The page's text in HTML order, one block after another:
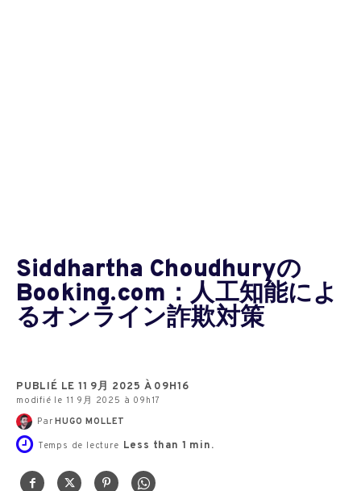
Siddhartha Choudhuryの
Booking.com：人工知能によ
るオンライン詐欺対策
PUBLIÉ LE 11 9月 2025 À 09H16
modifié le 11 9月 2025 à 09h17
Par HUGO MOLLET
Temps de lecture Less than 1 min.